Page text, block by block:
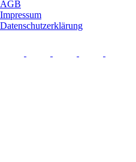
AGB
Impressum
Datenschutzerklärung